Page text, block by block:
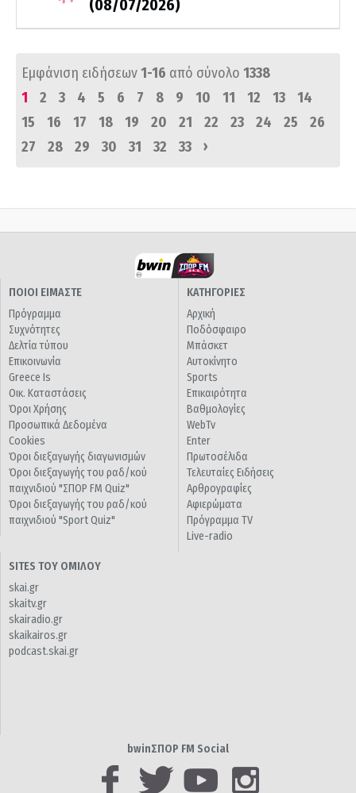
(08/07/2026)
Εμφάνιση ειδήσεων1-16 από σύνολο 1338
1
2 3 4 5 6 7 8 9 10 11 12 13
14
15
16 17 18 19 20 21 22 23 24 25
26
27
28 29 30 31 32 33 ›
ΠΟΙΟΙ ΕΙΜΑΣΤΕ
Πρόγραμμα
Συχνότητες
Δελτία τύπου
Επικοινωνία
Greece Is
Οικ. Καταστάσεις
Όροι Χρήσης
Προσωπικά Δεδομένα
Cookies
Όροι διεξαγωγής διαγωνισμών
Όροι διεξαγωγής του ραδ/κού
παιχνιδιού "ΣΠΟΡ FM Quiz"
Όροι διεξαγωγής του ραδ/κού
παιχνιδιού "Sport Quiz"
ΚΑΤΗΓΟΡΙΕΣ
Αρχική
Ποδόσφαιρο
Μπάσκετ
Αυτοκίνητο
Sports
Επικαιρότητα
Βαθμολογίες
WebTv
Enter
Πρωτοσέλιδα
Τελευταίες Ειδήσεις
Αρθρογραφίες
Αφιερώματα
Πρόγραμμα TV
Live-radio
SITES ΤΟΥ ΟΜΙΛΟΥ
skai.gr
skaitv.gr
skairadio.gr
skaikairos.gr
podcast.skai.gr
bwinΣΠΟΡ FM Social